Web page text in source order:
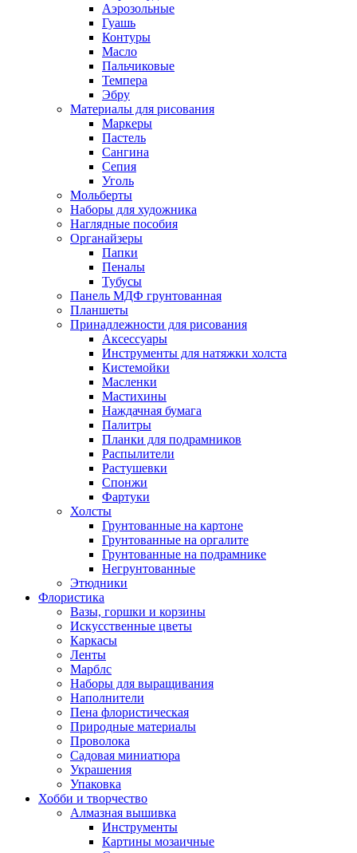
Аэрозольные
Гуашь
Контуры
Масло
Пальчиковые
Темпера
Эбру
Материалы для рисования
Маркеры
Пастель
Сангина
Сепия
Уголь
Мольберты
Наборы для художника
Наглядные пособия
Органайзеры
Папки
Пеналы
Тубусы
Панель МДФ грунтованная
Планшеты
Принадлежности для рисования
Аксессуары
Инструменты для натяжки холста
Кистемойки
Масленки
Мастихины
Наждачная бумага
Палитры
Планки для подрамников
Распылители
Растушевки
Спонжи
Фартуки
Холсты
Грунтованные на картоне
Грунтованные на оргалите
Грунтованные на подрамнике
Негрунтованные
Этюдники
Флористика
Вазы, горшки и корзины
Искусственные цветы
Каркасы
Ленты
Марблс
Наборы для выращивания
Наполнители
Пена флористическая
Природные материалы
Проволока
Садовая миниатюра
Украшения
Упаковка
Хобби и творчество
Алмазная вышивка
Инструменты
Картины мозаичные